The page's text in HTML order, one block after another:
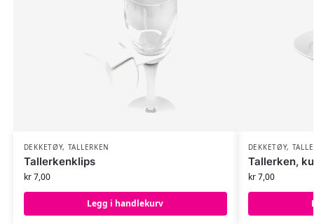
DEKKETØY, TALLERKEN
Tallerkenklips
kr7,00
Legg i handlekurv
DEKKETØY,
Tallerken,
kr7,00